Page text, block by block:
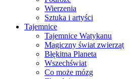
Wierzenia
Sztuka i artyści
Tajemnice
Tajemnice Watykanu
Magiczny świat zwierząt
Błękitna Planeta
Wszechświat
Co może mózg